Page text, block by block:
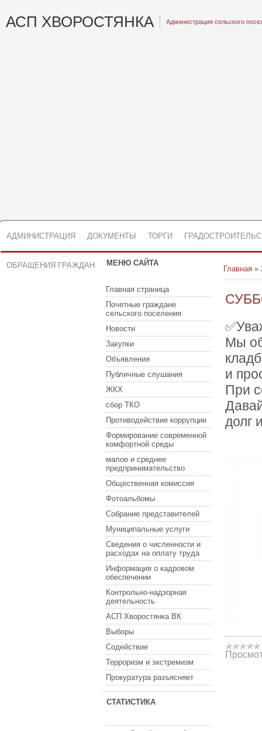
АСП ХВОРОСТЯНКА Администрация сельского
АДМИНИСТРАЦИЯ ДОКУМЕНТЫ ТОРГИ
ОБРАЩЕНИЯ ГРАЖДАН МЕНЮ САЙТА
Главная страница
Почетные граждане
сельского поселения
Новости
Закупки
Объявления
Публичные слушания
ЖКХ
сбор ТКО
Противодействие коррупции
Формирование современной
комфортной среды
малое и среднее
предпринимательство
Общественная комиссия
Фотоальбомы
Собрание представителей
Муниципальные услуги
Сведения о численности и
расходах на оплату труда
Информация о кадровом
обеспечении
Контрольно-надзорная
деятельность
АСП Хворостянка ВК
Выборы
Содействие
Терроризм и экстремизм
Прокуратура разъясняет
СТАТИСТИКА
Главная »
Мы
и
При
долг